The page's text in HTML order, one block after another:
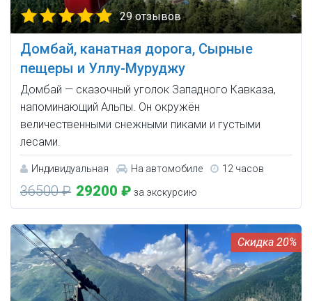
29 отзывов
Домбай, канатная дорога, Сырные
пещеры и Уллу-Муруджу
Домбай — сказочный уголок Западного Кавказа,
напоминающий Альпы. Он окружён
величественными снежными пиками и густыми
лесами.
Индивидуальная На автомобиле 12 часов
36500 ₽ 29200 ₽ за экскурсию
20%